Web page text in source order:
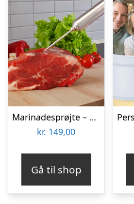
Marinadesprøjte – KitchPro
kr. 149,00
Gå til shop